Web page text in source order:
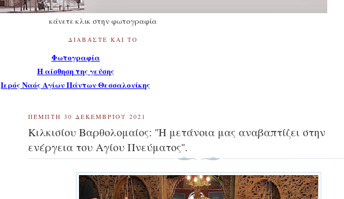
κάνετε κλικ στην φωτογραφία
ΔΙΑΒΆΣΤΕ ΚΑΙ ΤΟ
Φωτογραφία
Η αίσθηση της γεύσης
Ιερός Ναός Αγίων Πάντων Θεσσαλονίκης
ΠΈΜΠΤΗ 30 ΔΕΚΕΜΒΡΊΟΥ 2021
Κιλκισίου Βαρθολομαίος: ''Η μετάνοια μας αναβαπτίζει στην
ενέργεια του Αγίου Πνεύματος''.